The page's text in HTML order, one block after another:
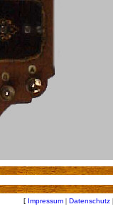
[ Impressum | Datenschutz